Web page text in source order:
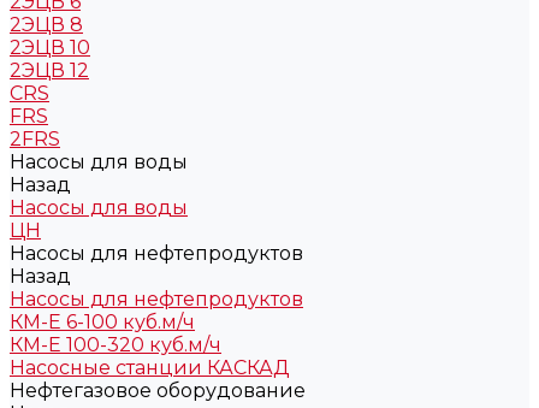
2ЭЦВ 8
2ЭЦВ 10
2ЭЦВ 12
CRS
FRS
2FRS
Насосы для воды
Назад
Насосы для воды
ЦН
Насосы для нефтепродуктов
Назад
Насосы для нефтепродуктов
КМ-Е 6-100 куб.м/ч
КМ-Е 100-320 куб.м/ч
Насосные станции КАСКАД
Нефтегазовое оборудование